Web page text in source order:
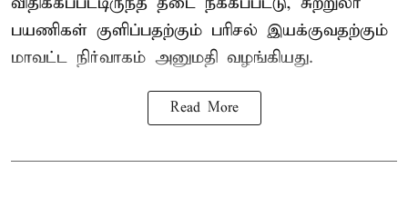
பயணிகள் குளிப்பதற்கும் பரிசல் இயக்குவதற்கும்
மாவட்ட நிர்வாகம் அனுமதி வழங்கியது.
Read More